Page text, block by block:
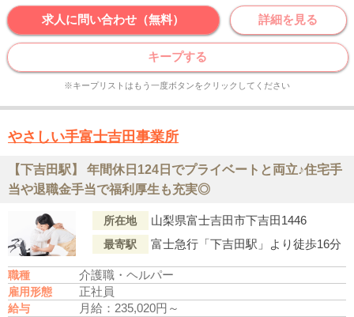
求人に問い合わせ（無料） 詳細を見る
キープする
※キープリストはもう一度ボタンをクリックしてください
やさしい手富士吉田事業所
【下吉田駅】 年間休日124日でプライベートと両立♪住宅手
当や退職金手当で福利厚生も充実◎
所在地 山梨県富士吉田市下吉田1446
最寄駅 富士急行「下吉田駅」より徒歩16分
職種 介護職・ヘルパー
雇用形態 正社員
給与 月給：235,020円～